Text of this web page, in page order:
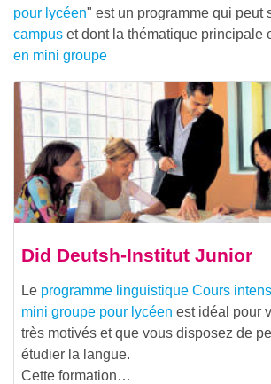
pour lycéen" est un programme qui peut
campus et dont la thématique principale
en mini groupe
Did Deutsh-Institut Junior
Le programme linguistique Cours
mini groupe pour lycéen est idéal pour
très motivés et que vous disposez de
étudier la langue.
Cette formation…